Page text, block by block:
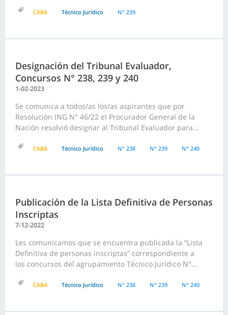
CABA Técnico Jurídico N° 239
Designación del Tribunal Evaluador,
Concursos N° 238, 239 y 240
1-02-2023
Se comunica a todos/as los/as aspirantes que por
Resolución ING N° 46/22 el Procurador General de la
Nación resolvió designar al Tribunal Evaluador para...
CABA Técnico Jurídico N° 238 N° 239 N° 240
Publicación de la Lista Definitiva de Personas
Inscriptas
7-12-2022
Les comunicamos que se encuentra publicada la “Lista
Definitiva de personas inscriptas” correspondiente a
los concursos del agrupamiento Técnico Jurídico N°...
CABA Técnico Jurídico N° 238 N° 239 N° 240